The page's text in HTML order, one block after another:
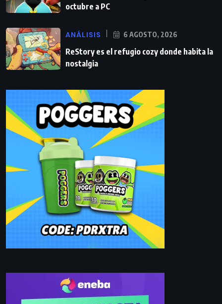
octubre a PC
ANÁLISIS 6 AGOSTO, 2026
ReStory es el refugio cozy donde habita la
nostalgia